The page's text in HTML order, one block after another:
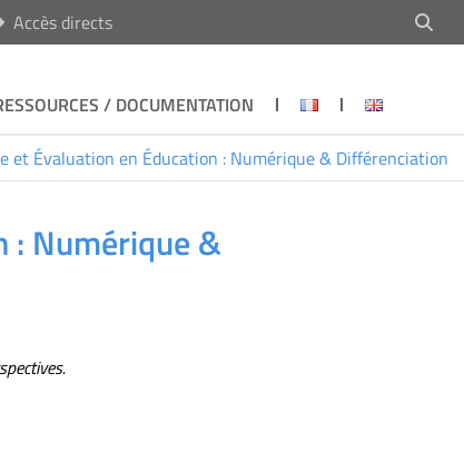
Accès directs
/ DOCUMENTATION
et Évaluation en Éducation : Numérique & Différenciation
: Numérique &